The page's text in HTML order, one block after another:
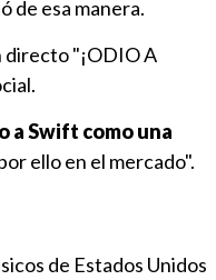
de esa manera.
directo "¡ODIO A
a Swift como una
ello en el mercado".
de Estados Unidos